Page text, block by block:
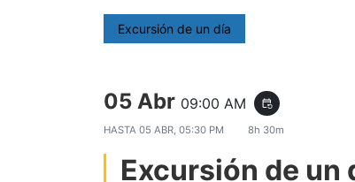
Excursión de un día
05 Abr 09:00 AM event_repeat
HASTA 05 ABR, 05:30 PM 8h 30m
Excursión de un